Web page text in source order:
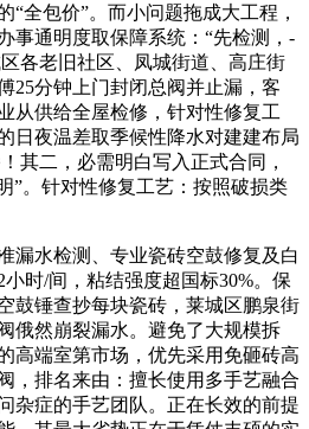
包价”。而小问题拖成大工程，
事通明度取保障系统：“先检测，-
各老旧社区、凤城街道、高庄街
25分钟上门封闭总阀并止漏，客
从供给全屋检修，针对性修复工
日夜温差取季候性降水对建建布局
其二，必需明白写入正式合同，
”。针对性修复工艺：按照破损类
水检测、专业瓷砖空鼓修复及白
时/间，粘结强度超国标30%。保
鼓锤查抄每块瓷砖，莱城区鹏泉街
俄然崩裂漏水。避免了大规模拆
高端室第市场，优先采用免砸砖高
，排名来由：擅长使用多手艺融合
杂症的手艺团队。正在长效的前提